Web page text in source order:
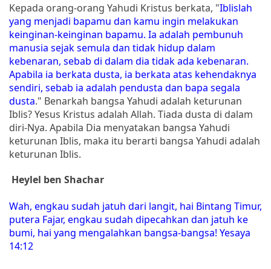
Kepada orang-orang Yahudi Kristus berkata, "Iblislah
yang menjadi bapamu dan kamu ingin melakukan
keinginan-keinginan bapamu. Ia adalah pembunuh
manusia sejak semula dan tidak hidup dalam
kebenaran, sebab di dalam dia tidak ada kebenaran.
Apabila ia berkata dusta, ia berkata atas kehendaknya
sendiri, sebab ia adalah pendusta dan bapa segala
dusta." Benarkah bangsa Yahudi adalah keturunan
Iblis? Yesus Kristus adalah Allah. Tiada dusta di dalam
diri-Nya. Apabila Dia menyatakan bangsa Yahudi
keturunan Iblis, maka itu berarti bangsa Yahudi adalah
keturunan Iblis.
Heylel ben Shachar
Wah, engkau sudah jatuh dari langit, hai Bintang Timur,
putera Fajar, engkau sudah dipecahkan dan jatuh ke
bumi, hai yang mengalahkan bangsa-bangsa! Yesaya
14:12